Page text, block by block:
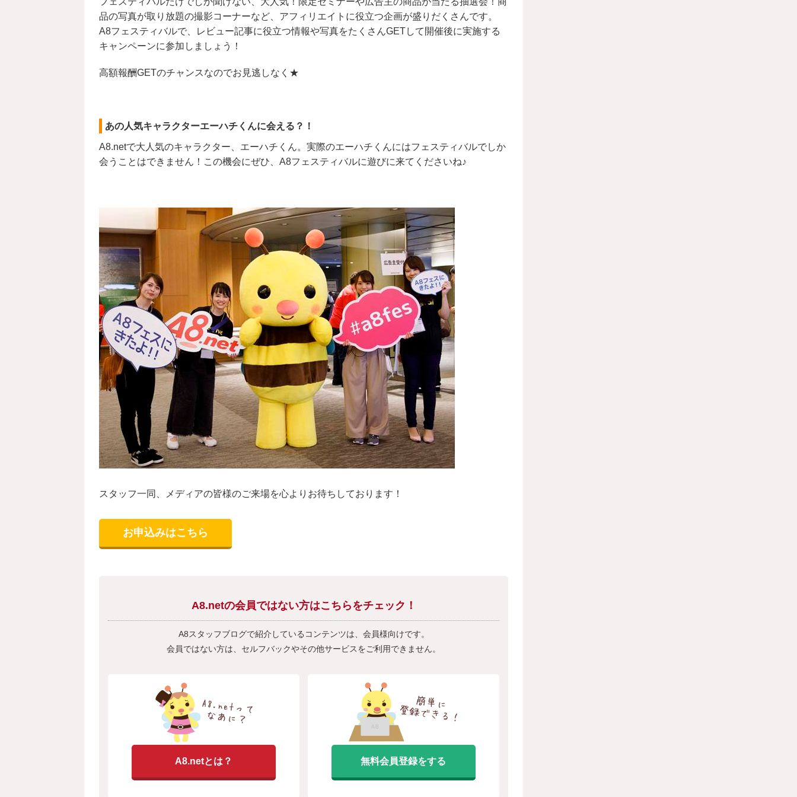
品の写真が取り放題の撮影コーナーなど、アフィリエイトに役立つ企画が盛りだくさんです。
A8フェスティバルで、レビュー記事に役立つ情報や写真をたくさんGETして開催後に実施する
キャンペーンに参加しましょう！
高額報酬GETのチャンスなのでお見逃しなく★
あの人気キャラクターエーハチくんに会える？！
A8.netで大人気のキャラクター、エーハチくん。実際のエーハチくんにはフェスティバルでしか
会うことはできません！この機会にぜひ、A8フェスティバルに遊びに来てくださいね♪
スタッフ一同、メディアの皆様のご来場を心よりお待ちしております！
お申込みはこちら
A8.netの会員ではない方はこちらをチェック！
A8スタッフブログで紹介しているコンテンツは、会員様向けです。
会員ではない方は、セルフバックやその他サービスをご利用できません。
A8.netとは？ 無料会員登録をする